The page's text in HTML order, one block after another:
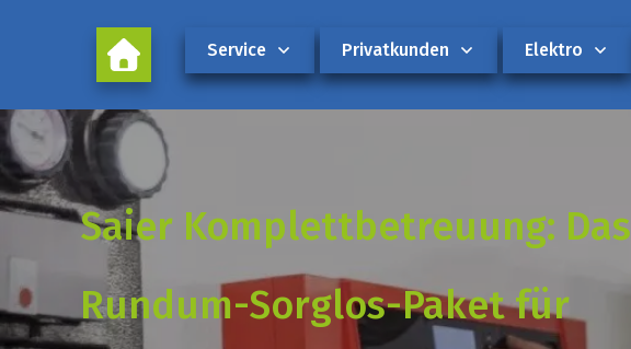
Service Privatkunden Elektro
Saier Komplettbetreuung: Das
Rundum-Sorglos-Paket für